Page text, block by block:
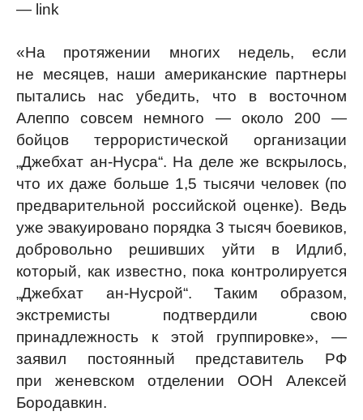
— link
«На протяжении многих недель, если
не месяцев, наши американские партнеры
пытались нас убедить, что в восточном
Алеппо совсем немного — около 200 —
бойцов террористической организации
„Джебхат ан-Нусра“. На деле же вскрылось,
что их даже больше 1,5 тысячи человек (по
предварительной российской оценке). Ведь
уже эвакуировано порядка 3 тысяч боевиков,
добровольно решивших уйти в Идлиб,
который, как известно, пока контролируется
„Джебхат ан-Нусрой“. Таким образом,
экстремисты подтвердили свою
принадлежность к этой группировке», —
заявил постоянный представитель РФ
при женевском отделении ООН Алексей
Бородавкин.